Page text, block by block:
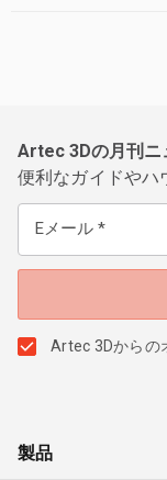
Artec 3Dの月刊ニ
便利なガイドやハ
Eメール
Artec 3Dからの
製品